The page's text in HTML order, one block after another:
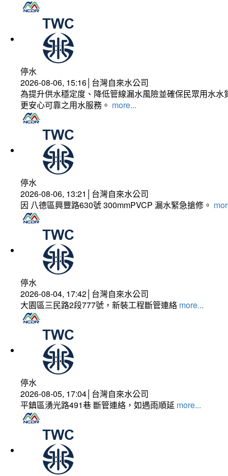
停水
2026-08-06, 15:16│台灣自來水公司
為提升供水穩定度、降低管線漏水風險並確保民眾用水
更安心可靠之用水服務。 more...
停水
2026-08-06, 13:21│台灣自來水公司
因 八德區興豐路630號 300mmPVCP 漏水緊急搶修。
停水
2026-08-04, 17:42│台灣自來水公司
大園區三民路2段777號，新裝工程斷管連絡 more...
停水
2026-08-05, 17:04│台灣自來水公司
平鎮區湧光路491巷 斷管連絡，如遇雨順延 more...